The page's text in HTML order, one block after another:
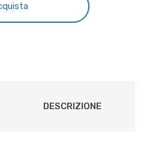
DESCRIZIONE